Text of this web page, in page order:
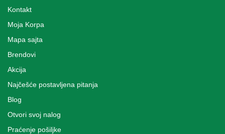
Kontakt
Moja Korpa
Mapa sajta
Brendovi
Akcija
Najčešće postavljena pitanja
Blog
Otvori svoj nalog
Praćenje pošiljke